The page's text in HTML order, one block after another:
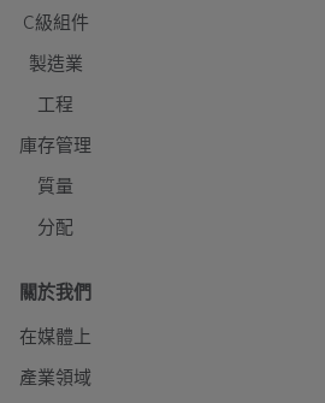
C級組件
製造業
工程
庫存管理
質量
分配
關於我們
在媒體上
產業領域